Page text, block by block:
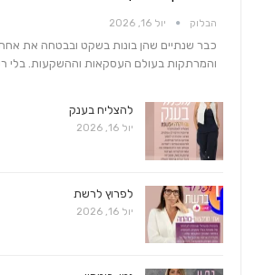
הבלוק יול 16, 2026
כבר שנתיים שהן בונות בשקט ובבטחה את
והמרתקות בעולם העסקאות וההשקעות. בלי
להצליח בענק
יול 16, 2026
לפרוץ לרשת
יול 16, 2026